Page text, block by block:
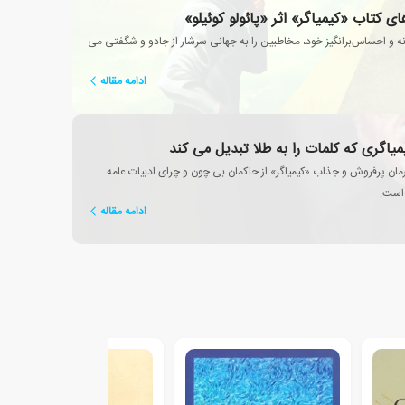
کتاب «کیمیاگر» اثر «پائولو کوئیلو»
و احساس‌برانگیز خود، مخاطبین را به جهانی سرشار از جادو و شگفتی می
ادامه مقاله
که کلمات را به طلا تبدیل می کند
رمان پرفروش و جذاب «کیمیاگر» از حاکمان بی چون و چرای ادبیات عامه
است.
ادامه مقاله